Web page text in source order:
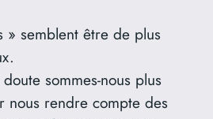
» semblent être de plus
sommes-nous plus
nous rendre compte des